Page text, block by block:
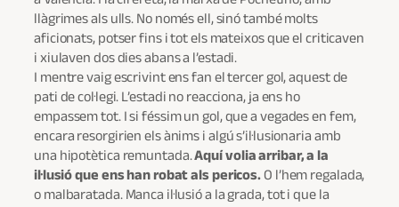
llàgrimes als ulls. No només ell, sinó també molts
aficionats, potser fins i tot els mateixos que el criticaven
i xiulaven dos dies abans a l’estadi.
I mentre vaig escrivint ens fan el tercer gol, aquest de
pati de col·legi. L’estadi no reacciona, ja ens ho
empassem tot. I si féssim un gol, que a vegades en fem,
encara resorgirien els ànims i algú s’il·lusionaria amb
una hipotètica remuntada.Aquí volia arribar, a la
il·lusió que ens han robat als pericos.O l’hem regalada,
o malbaratada. Manca il·lusió a la grada, tot i que la